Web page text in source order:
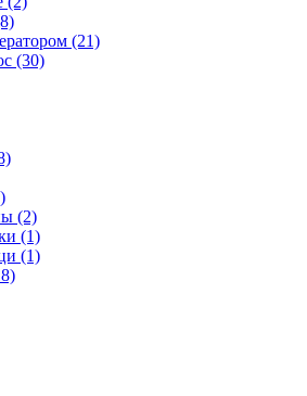
(21)
(30)
(2)
(1)
(1)